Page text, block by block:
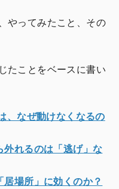
やってみたこと、その
たことをベースに書い
、なぜ動けなくなるの
外れるのは「逃げ」な
場所」に効くのか？